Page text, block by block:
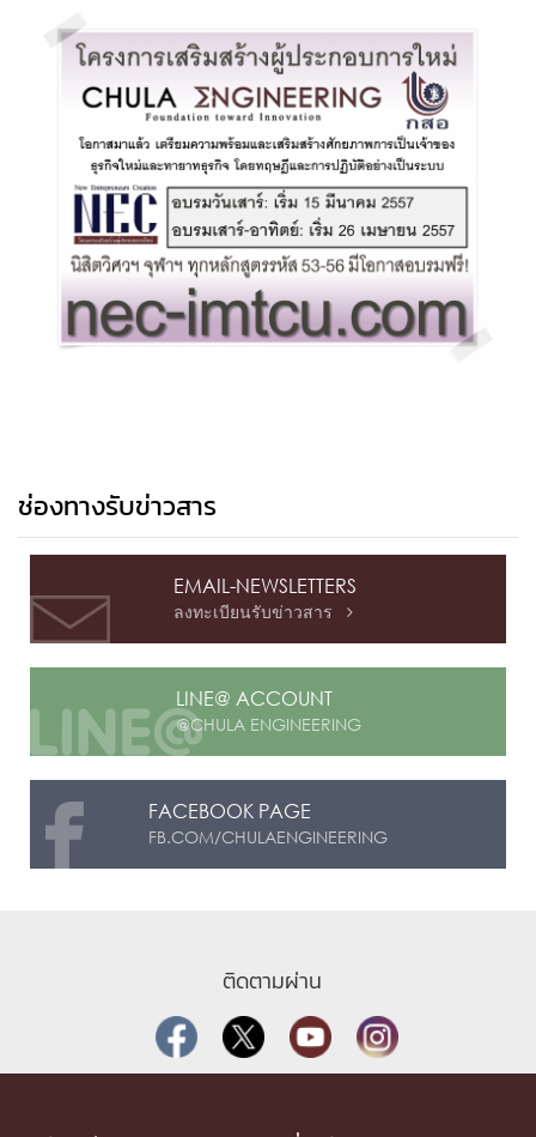
ช่องทางรับข่าวสาร
EMAIL-NEWSLETTERS
ลงทะเบียนรับข่าวสาร 
LINE@ ACCOUNT
@CHULA ENGINEERING
FACEBOOK PAGE
FB.COM/CHULAENGINEERING
ติดตามผ่าน